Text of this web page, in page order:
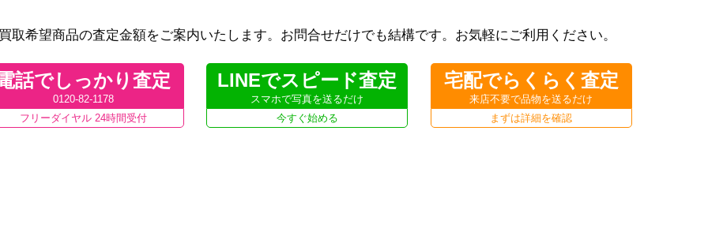
取希望商品の査定金額をご案内いたします。お問合せだけでも結構です。お気軽にご利用ください。
話でしっかり査定
0120-82-1178
フリーダイヤル 24時間受付
LINEでスピード査定
スマホで写真を送るだけ
今すぐ始める
宅配でらくらく査定
来店不要で品物を送るだけ
まずは詳細を確認